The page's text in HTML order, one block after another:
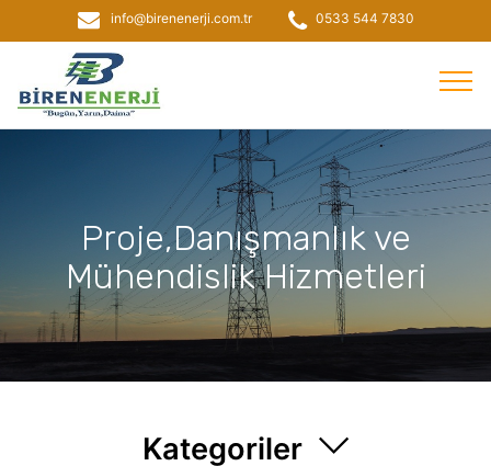
info@birenenerji.com.tr 0533 544 7830
Proje,Danışmanlık ve
Mühendislik Hizmetleri
Kategoriler